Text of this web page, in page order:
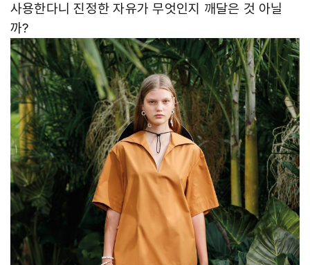
사용한다니 진정한 자유가 무엇인지 깨달은 것 아닐
까?